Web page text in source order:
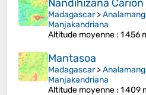
Nandihizana Carion
Madagascar>
Manjakandriana
Altitude moyenne : 1 456
Mantasoa
Madagascar>
Manjakandriana
Altitude moyenne : 1 409